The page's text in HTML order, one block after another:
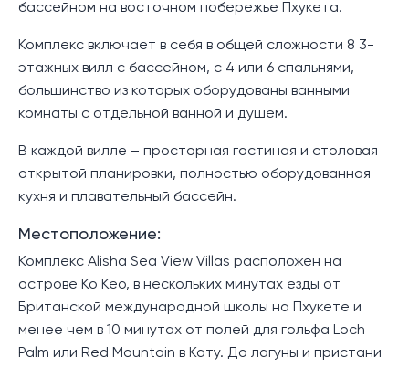
бассейном на восточном побережье Пхукета.
Комплекс включает в себя в общей сложности 8 3-
этажных вилл с бассейном, с 4 или 6 спальнями,
большинство из которых оборудованы ванными
комнаты с отдельной ванной и душем.
В каждой вилле – просторная гостиная и столовая
открытой планировки, полностью оборудованная
кухня и плавательный бассейн.
Местоположение:
Комплекс Alisha Sea View Villas расположен на
острове Ко Кео, в нескольких минутах езды от
Британской международной школы на Пхукете и
менее чем в 10 минутах от полей для гольфа Loch
Palm или Red Mountain в Кату. До лагуны и пристани